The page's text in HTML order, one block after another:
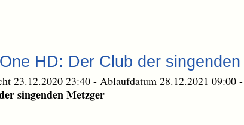
HD: Der Club der
23.12.2020 23:40 - Ablaufdatum 28.12.2021 09:00 -
singenden Metzger